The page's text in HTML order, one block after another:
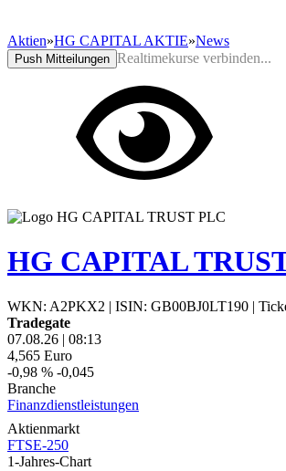
Aktien»HG CAPITAL AKTIE»News
Push Mitteilungen Realtimekurse verbinden...
HG CAPITAL
WKN: A2PKX2 | ISIN: GB00BJ0LT190 |
Tradegate
07.08.26 | 08:13
4,565 Euro
-0,98 % -0,045
Branche
Finanzdienstleistungen
Aktienmarkt
FTSE-250
1-Jahres-Chart